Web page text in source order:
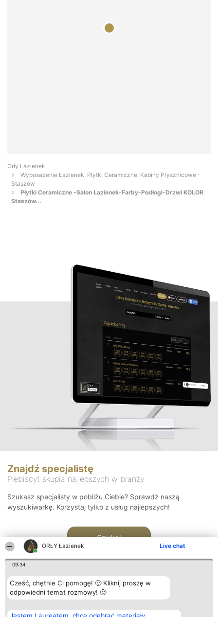
ORŁY Łazienek Live chat
09:34
Cześć, chętnie Ci pomogę! 🙂 Kliknij proszę w
odpowiedni temat rozmowy! 🙂
Orły Łazienek
Wyposażenie Łazienek, Płytki Ceramiczne, Kabiny Prysznicowe -
Staszów
Płytki Ceramiczne -Salon Łazienek-Farby-Podłogi-Drzwi KOLOR
Staszów...
Znajdź specjalistę
Plebiscyt skupia najlepszych w branży
Szukasz specjalisty w pobliżu Ciebie? Sprawdź naszą
wyszukiwarkę. Korzystaj tylko z usług najlepszych!
Szukaj
Organizator plebiscytu Plebiscyt Kontakt